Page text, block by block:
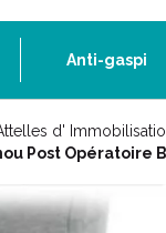
Anti-gaspi
d'
Post